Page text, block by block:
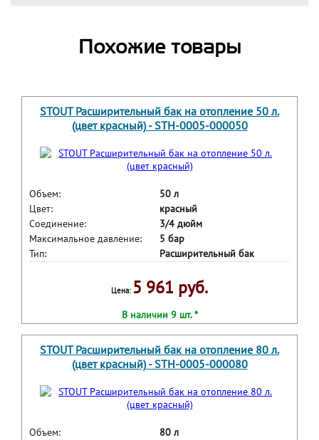
Похожие товары
STOUT Расширительный бак на отопление 50 л.
(цвет красный) - STH-0005-000050
Объем:
50 л
Цвет:
красный
Соединение:
3/4 дюйм
Максимальное давление:
5 бар
Тип:
Расширительный бак
Цена: 5 961 руб.
В наличии 9 шт. *
STOUT Расширительный бак на отопление 80 л.
(цвет красный) - STH-0005-000080
Объем:
80 л